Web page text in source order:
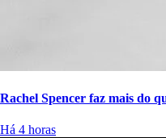
Rachel Spencer faz mais do
Há 4 horas